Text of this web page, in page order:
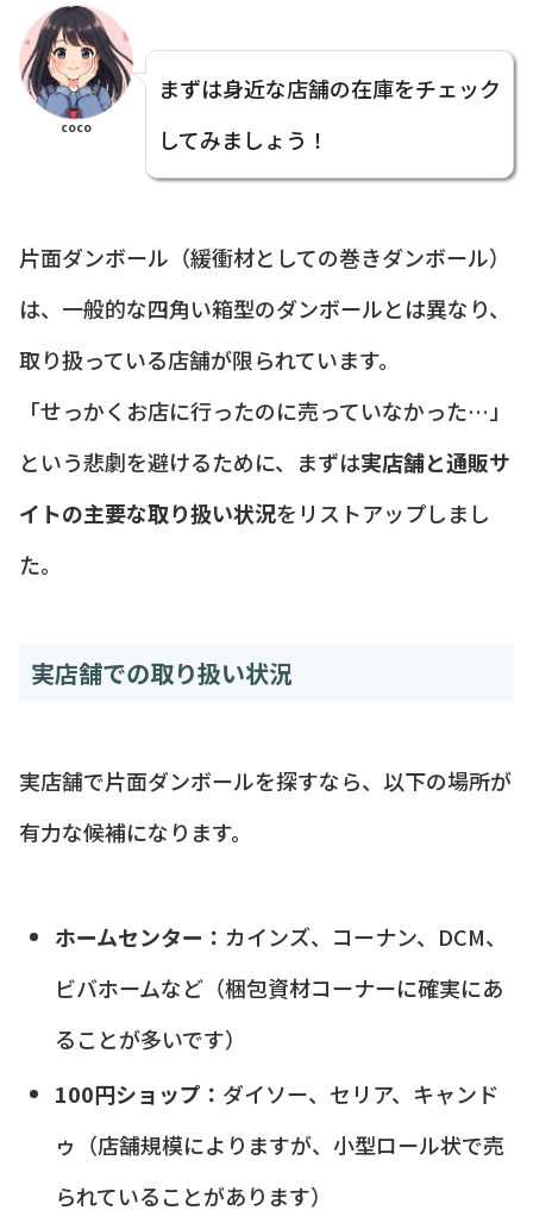
coco
まずは身近な店舗の在庫をチェック
してみましょう！
片面ダンボール（緩衝材としての巻きダンボール）
は、一般的な四角い箱型のダンボールとは異なり、
取り扱っている店舗が限られています。
「せっかくお店に行ったのに売っていなかった…」
という悲劇を避けるために、まずは実店舗と通販サ
イトの主要な取り扱い状況をリストアップしまし
た。
実店舗での取り扱い状況
実店舗で片面ダンボールを探すなら、以下の場所が
有力な候補になります。
ホームセンター： カインズ、コーナン、DCM、
ビバホームなど（梱包資材コーナーに確実にあ
ることが多いです）
100円ショップ： ダイソー、セリア、キャンド
ゥ（店舗規模によりますが、小型ロール状で売
られていることがあります）